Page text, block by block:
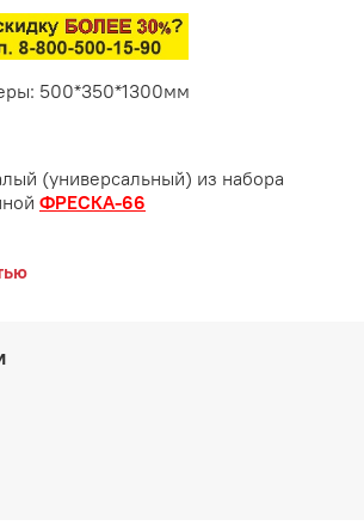
500*350*1300мм
(универсальный) из набора
ФРЕСКА-66